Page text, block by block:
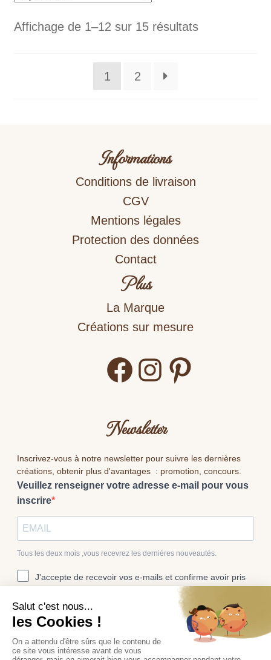
Affichage de 1–12 sur 15 résultats
1 2
Newsletter
Inscrivez-vous à notre newsletter pour suivre les dernières
créations, obtenir plus d'avantages : promotion, concours.
Veuillez renseigner votre adresse e-mail pour vous
inscrire
Tous les deux mois ,vous recevrez les dernières nouveautés.
J'accepte de recevoir vos e-mails et confirme avoir pris
connaissance de votre politique de confidentialité et
mentions légales.
Vous pouvez vous désinscrire à tout moment en cliquant sur le lien
présent dans nos emails.
Informations
Conditions de livraison
CGV
Mentions légales
Protection des données
Contact
Plus
La Marque
Créations sur mesure
FacebookInstagram